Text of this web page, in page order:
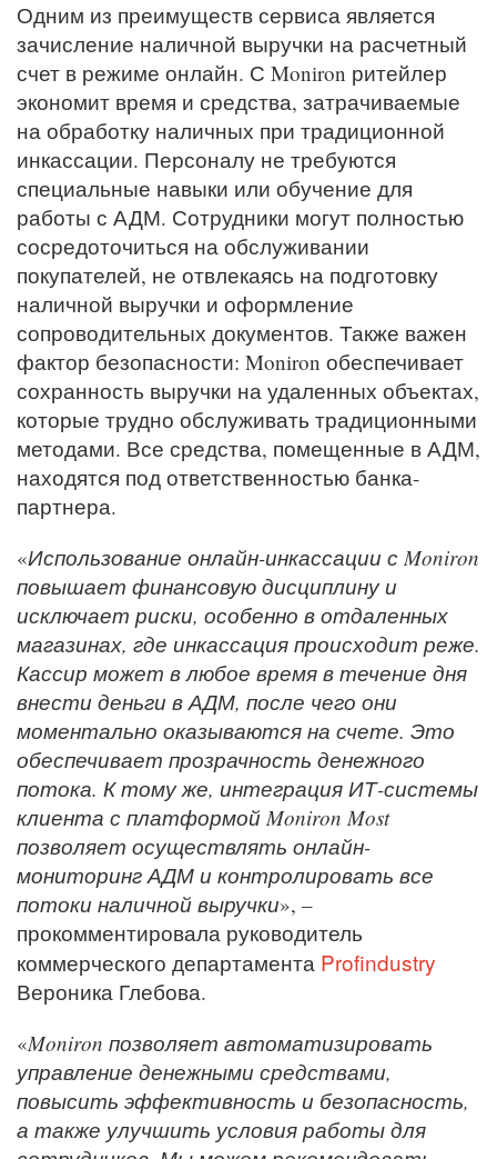
Одним из преимуществ сервиса является
зачисление наличной выручки на расчетный
счет в режиме онлайн. С Moniron ритейлер
экономит время и средства, затрачиваемые
на обработку наличных при традиционной
инкассации. Персоналу не требуются
специальные навыки или обучение для
работы с АДМ. Сотрудники могут полностью
сосредоточиться на обслуживании
покупателей, не отвлекаясь на подготовку
наличной выручки и оформление
сопроводительных документов. Также важен
фактор безопасности: Moniron обеспечивает
сохранность выручки на удаленных объектах,
которые трудно обслуживать традиционными
методами. Все средства, помещенные в АДМ,
находятся под ответственностью банка-
партнера.
«Использование онлайн-инкассации с Moniron
повышает финансовую дисциплину и
исключает риски, особенно в отдаленных
магазинах, где инкассация происходит реже.
Кассир может в любое время в течение дня
внести деньги в АДМ, после чего они
моментально оказываются на счете. Это
обеспечивает прозрачность денежного
потока. К тому же, интеграция ИТ-системы
клиента с платформой Moniron Most
позволяет осуществлять онлайн-
мониторинг АДМ и контролировать все
потоки наличной выручки», –
прокомментировала руководитель
коммерческого департамента Profindustry
Вероника Глебова.
«Moniron позволяет автоматизировать
управление денежными средствами,
повысить эффективность и безопасность,
а также улучшить условия работы для